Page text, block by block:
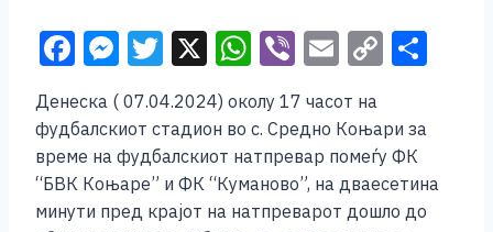
F
c
e
b
M
e
ss
e
n
T
wi
tt
er
X W
at
s
A
Vi
b
er
E
ai
l
C
p
y
Li
Денеска ( 07.04.2024) околу 17 часот на
фудбалскиот стадион во с. Средно Коњари за
време на фудбалскиот натпревар помеѓу ФК
“БВК Коњаре” и ФК “Куманово”, на дваесетина
минути пред крајот на натпреварот дошло до